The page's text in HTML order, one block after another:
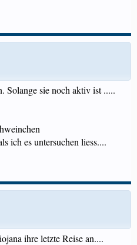
Solange sie noch aktiv ist .....
ich es untersuchen liess....
ihre letzte Reise an....